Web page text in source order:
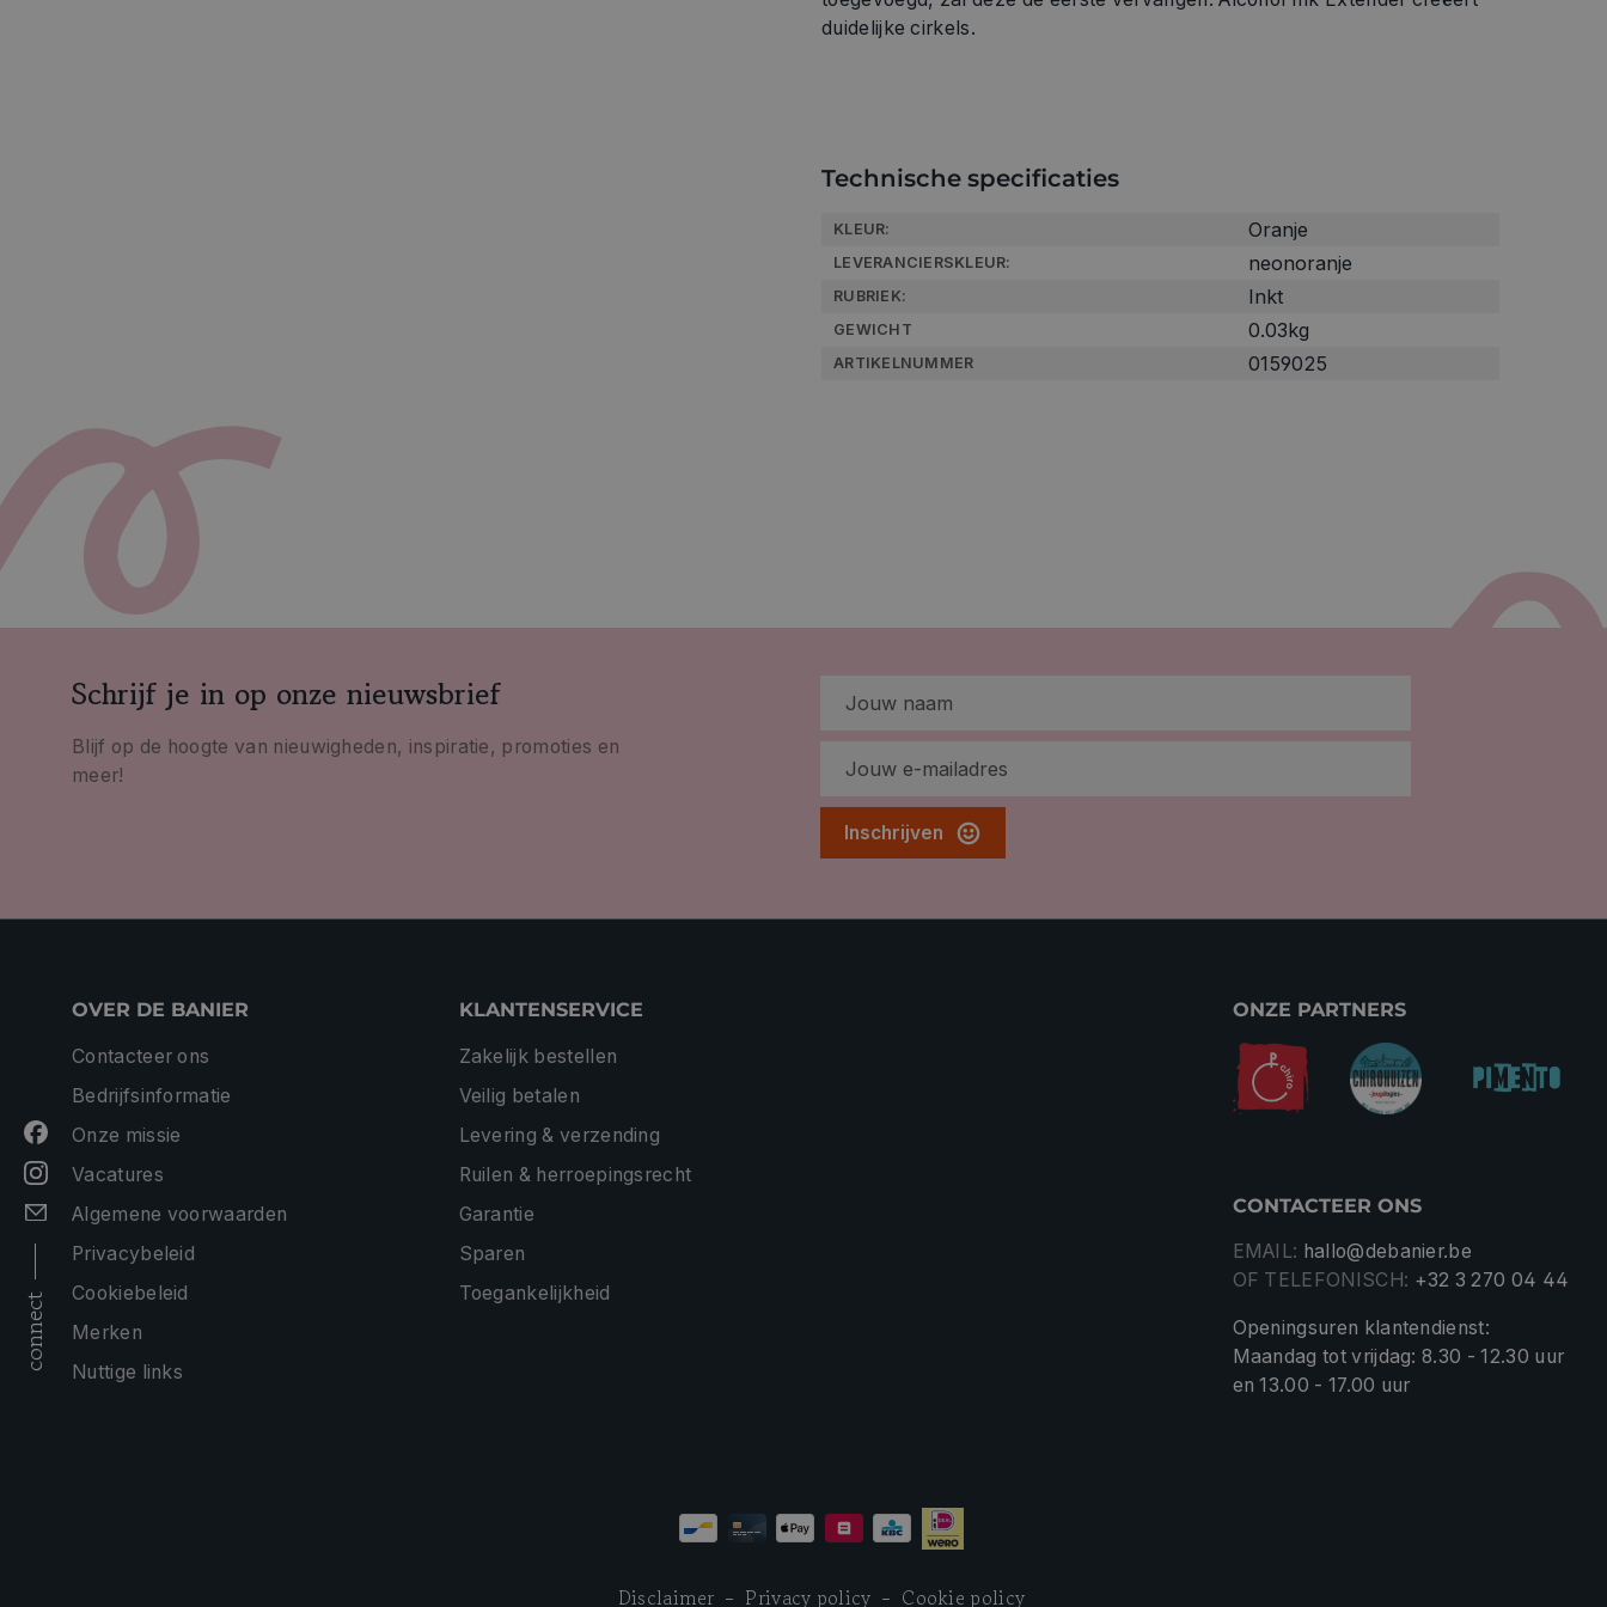
duidelijke cirkels.
Technische specificaties
KLEUR: Oranje
LEVERANCIERSKLEUR: neonoranje
RUBRIEK: Inkt
GEWICHT 0.03kg
ARTIKELNUMMER 0159025
Schrijf je in op onze nieuwsbrief
Blijf op de hoogte van nieuwigheden, inspiratie, promoties en
meer!
Inschrijven
connect
OVER DE BANIER
Contacteer ons
Bedrijfsinformatie
Onze missie
Vacatures
Algemene voorwaarden
Privacybeleid
Cookiebeleid
Merken
Nuttige links
KLANTENSERVICE
Zakelijk bestellen
Veilig betalen
Levering & verzending
Ruilen & herroepingsrecht
Garantie
Sparen
Toegankelijkheid
ONZE PARTNERS
CONTACTEER ONS
EMAIL: hallo@debanier.be
OF TELEFONISCH: +32 3 270 04 44
Openingsuren klantendienst:
Maandag tot vrijdag: 8.30 - 12.30 uur
en 13.00 - 17.00 uur
Disclaimer Privacy policy Cookie policy